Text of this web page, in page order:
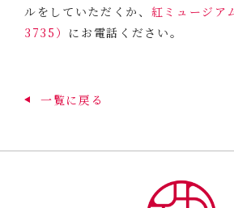
ルをしていただくか、 紅ミュージ
3735） にお電話ください。
一覧に戻る